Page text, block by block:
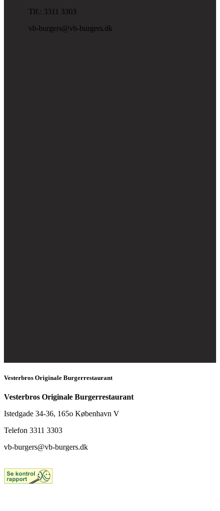
Tlf.: 3311 3303
vb-burgers@vb-burgers.dk
Vesterbros Originale Burgerrestaurant
Vesterbros Originale Burgerrestaurant
Istedgade 34-36, 165o København V
Telefon 3311 3303
vb-burgers@vb-burgers.dk